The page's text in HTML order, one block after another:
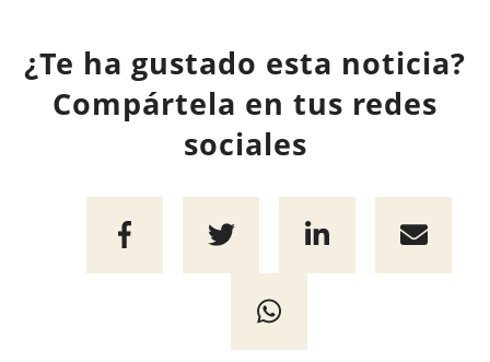
¿Te ha gustado esta noticia?
Compártela en tus redes
sociales